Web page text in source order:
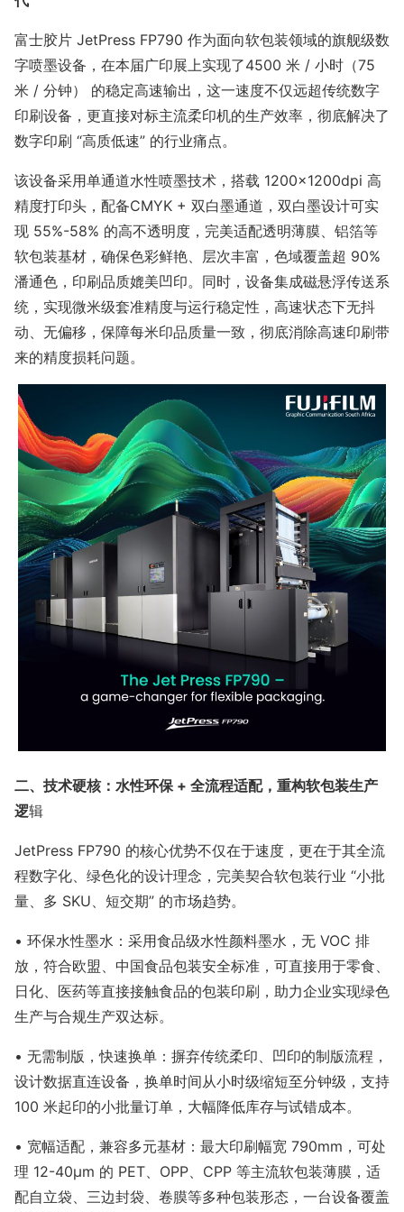
富士胶片 JetPress FP790 作为面向软包装领域的旗舰级数
字喷墨设备，在本届广印展上实现了4500 米 / 小时（75
米 / 分钟） 的稳定高速输出，这一速度不仅远超传统数字
印刷设备，更直接对标主流柔印机的生产效率，彻底解决了
数字印刷 “高质低速” 的行业痛点。
该设备采用单通道水性喷墨技术，搭载 1200×1200dpi 高
精度打印头，配备CMYK + 双白墨通道，双白墨设计可实
现 55%-58% 的高不透明度，完美适配透明薄膜、铝箔等
软包装基材，确保色彩鲜艳、层次丰富，色域覆盖超 90%
潘通色，印刷品质媲美凹印。同时，设备集成磁悬浮传送系
统，实现微米级套准精度与运行稳定性，高速状态下无抖
动、无偏移，保障每米印品质量一致，彻底消除高速印刷带
来的精度损耗问题。
二、技术硬核：水性环保 + 全流程适配，重构软包装生产
逻辑
JetPress FP790 的核心优势不仅在于速度，更在于其全流
程数字化、绿色化的设计理念，完美契合软包装行业 “小批
量、多 SKU、短交期” 的市场趋势。
• 环保水性墨水：采用食品级水性颜料墨水，无 VOC 排
放，符合欧盟、中国食品包装安全标准，可直接用于零食、
日化、医药等直接接触食品的包装印刷，助力企业实现绿色
生产与合规生产双达标。
• 无需制版，快速换单：摒弃传统柔印、凹印的制版流程，
设计数据直连设备，换单时间从小时级缩短至分钟级，支持
100 米起印的小批量订单，大幅降低库存与试错成本。
• 宽幅适配，兼容多元基材：最大印刷幅宽 790mm，可处
理 12-40μm 的 PET、OPP、CPP 等主流软包装薄膜，适
配自立袋、三边封袋、卷膜等多种包装形态，一台设备覆盖